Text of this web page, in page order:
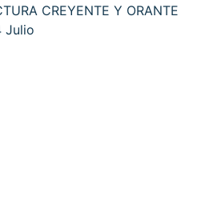
CREYENTE Y ORANTE
Julio